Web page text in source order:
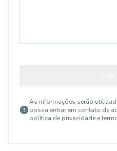
As informações serão
possa entrar em contato de
política de privacidade e